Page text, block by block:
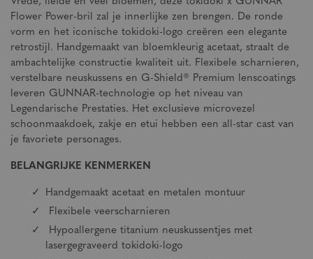
Flower Power-bril zal je innerlijke zen brengen. De ronde
vorm en het iconische tokidoki-logo creëren een elegante
retrostijl. Handgemaakt van bloemkleurig acetaat, straalt de
ambachtelijke constructie kwaliteit uit. Flexibele scharnieren,
verstelbare neuskussens en G-Shield® Premium lenscoatings
leveren GUNNAR-technologie op het niveau van
Legendarische Prestaties. Het exclusieve microvezel
schoonmaakdoek, zakje en etui hebben een all-star cast van
je favoriete personages.
BELANGRIJKE KENMERKEN
Handgemaakt acetaat en metalen montuur
Flexibele veerscharnieren
Hypoallergene titanium neuskussentjes met
lasergegraveerd tokidoki-logo